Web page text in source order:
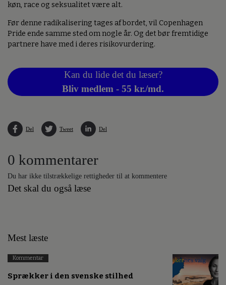
køn, race og seksualitet være alt.
Før denne radikalisering tages af bordet, vil Copenhagen
Pride ende samme sted om nogle år. Og det bør fremtidige
partnere have med i deres risikovurdering.
Kan du lide det du læser?
Bliv medlem - 55 kr./md.
Del Tweet Del
0 kommentarer
Du har ikke tilstrækkelige rettigheder til at kommentere
Det skal du også læse
Mest læste
Kommentar
Sprækker i den svenske stilhed